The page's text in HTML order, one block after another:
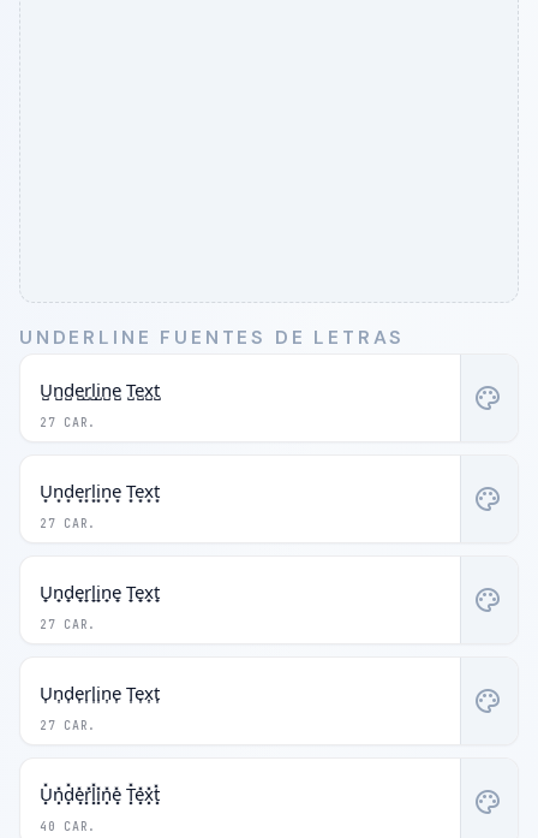
UNDERLINE FUENTES DE LETRAS
27 CAR.
U̺n̺d̺e̺r̺l̺i̺n̺e̺ T̺e̺x̺t̺ palette
27 CAR.
U͙n͙d͙e͙r͙l͙i͙n͙e͙ T͙e͙x͙t͙ palette
27 CAR.
U̟n̟d̟e̟r̟l̟i̟n̟e̟ T̟e̟x̟t̟ palette
27 CAR.
U͎n͎d͎e͎r͎l͎i͎n͎e͎ T͎e͎x͎t͎ palette
40 CAR.
U͓̽n͓̽d͓̽e͓̽r͓̽l͓̽i͓̽n͓̽e͓̽ T͓̽e͓̽x͓̽t͓̽ palette